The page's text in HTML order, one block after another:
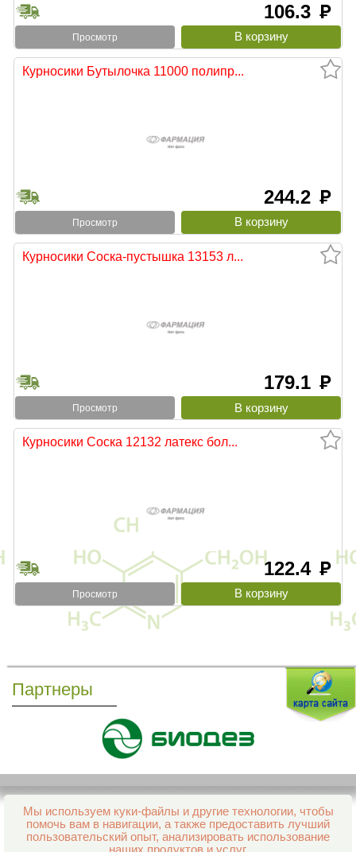
106.3 руб
Просмотр
Курносики Бутылочка 11000 полипр...
244.2 руб
Просмотр
Курносики Соска-пустышка 13153 л...
179.1 руб
Просмотр
Курносики Соска 12132 латекс бол...
122.4 руб
Просмотр
Партнеры
Мы используем куки-файлы и другие технологии, чтобы
помочь вам в навигации, а также предоставить лучший
пользовательский опыт, анализировать использование
Все права защищены и охраняются законом
© 2013–2026 Интернет-аптека Фармация
support@aptekapenza.ru